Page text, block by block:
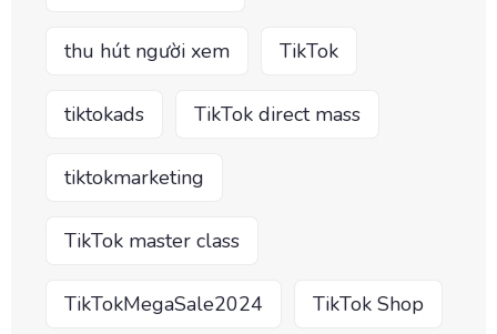
thu hút người xem TikTok
tiktokads TikTok direct mass
tiktokmarketing
TikTok master class
TikTokMegaSale2024 TikTok Shop